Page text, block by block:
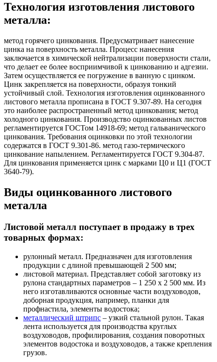
Технология изготовления листового
металла:
метод горячего цинкования. Предусматривает нанесение
цинка на поверхность металла. Процесс нанесения
заключается в химической нейтрализации поверхности стали,
что делает ее более восприимчивой к цинкованию и адгезии.
Затем осуществляется ее погружение в ванную с цинком.
Цинк закрепляется на поверхности, образуя тонкий
устойчивый слой. Технология изготовления оцинкованного
листового металла прописана в ГОСТ 9.307-89. На сегодня
это наиболее распространенный метод цинкования; метод
холодного цинкования. Производство оцинкованных листов
регламентируется ГОСТом 14918-69; метод гальванического
цинкования. Требования оцинковки по этой технологии
содержатся в ГОСТ 9.301-86. метод газо-термического
цинкование напылением. Регламентируется ГОСТ 9.304-87.
Для цинкования применяется цинк с марками Ц0 и Ц1 (ГОСТ
3640-79).
Виды оцинкованного листового
металла
Листовой металл поступает в продажу в трех
товарных формах:
рулонный металл. Предназначен для изготовления
продукции с длиной превышающей 2 500 мм;
листовой материал. Представляет собой заготовку из
рулона стандартных параметров – 1 250 х 2 500 мм. Из
него изготавливаются основные части воздуховодов,
доборная продукция, например, планки для
профнастила, элементы водостока;
металлический штрипс – узкий стальной рулон. Такая
лента используется для производства круглых
воздуховодов, профилирования, создания поворотных
элементов водостока и воздуховодов, а также крепления
грузов.